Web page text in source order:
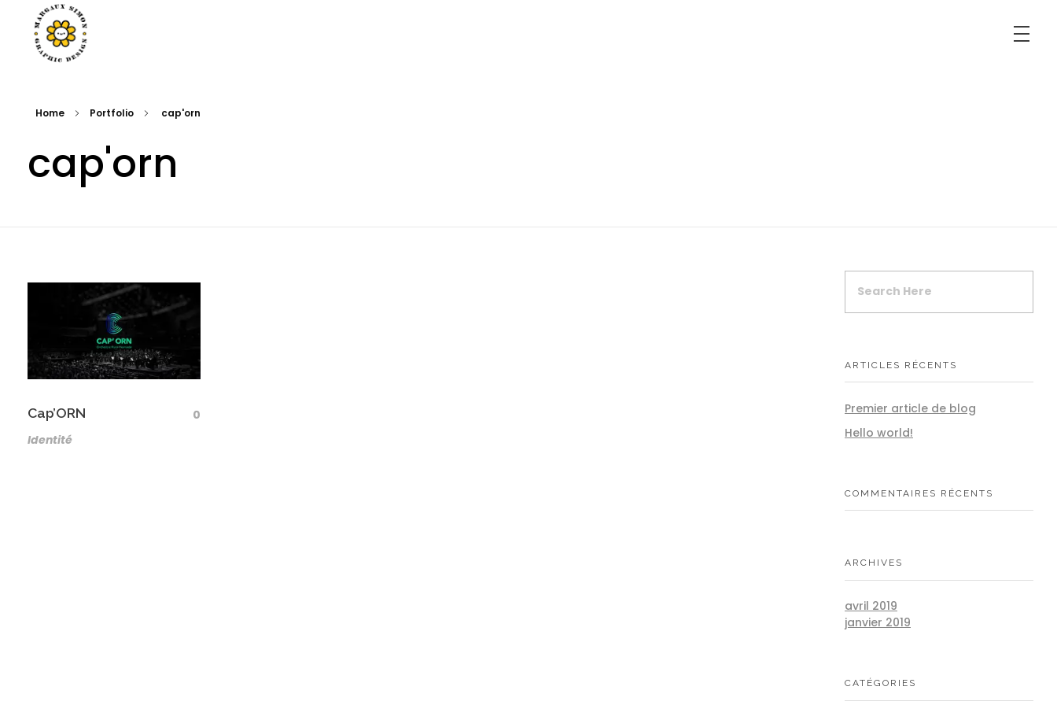
Margaux Simon Portfolio
Home Portfolio cap'orn
cap'orn
Cap’ORN
0
Identité
ARTICLES RÉCENTS
Premier article de blog
Hello world!
COMMENTAIRES RÉCENTS
ARCHIVES
avril 2019
janvier 2019
CATÉGORIES